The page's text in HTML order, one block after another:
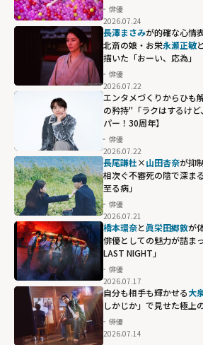
俳優
2026.07.24
長澤まさみが的確な心情
北斎の娘・お栄――永瀬正敏
描いた「おーい、応為」
俳優
2026.07.22
エンタメづくりからひも
の矜持"「ラクはするけ
パー！30周年】
俳優
2026.07.22
長尾謙杜×山田杏奈が抑
相次ぐ不審死の陰で深ま
至る病」
俳優
2026.07.21
橋本環奈と眞栄田郷敦が
俳優としての魅力が詰ま
LAST NIGHT」
俳優
2026.07.17
自分も相手も輝かせる大
しかじか」で見せた極上
俳優
2026.07.14